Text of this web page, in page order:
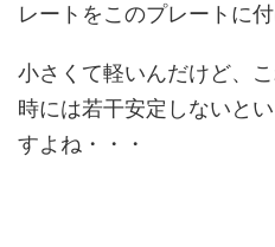
レートをこのプレートに
小さくて軽いんだけど、
時には若干安定しないと
すよね・・・